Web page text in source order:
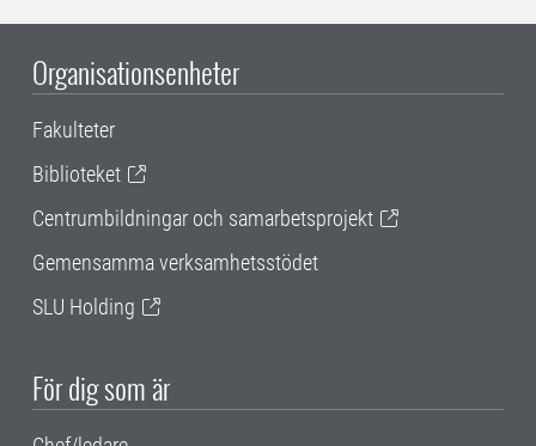
Organisationsenheter
Fakulteter
Biblioteket
Centrumbildningar och samarbetsprojekt
Gemensamma verksamhetsstödet
SLU Holding
För dig som är